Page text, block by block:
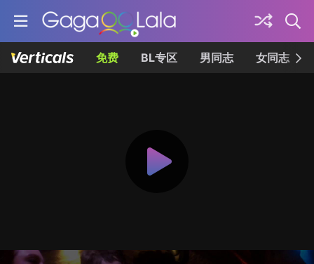
免费 BL专区 男同志 女同志